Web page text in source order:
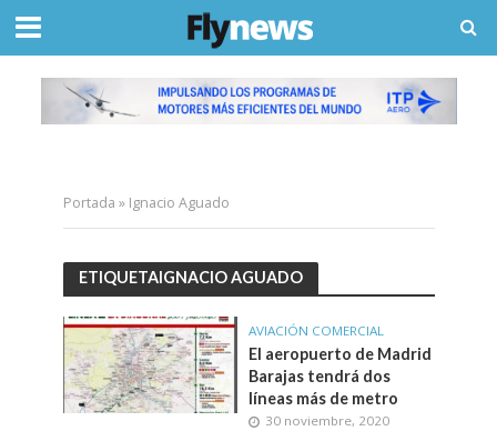
Portada » Ignacio Aguado
ETIQUETAIGNACIO AGUADO
AVIACIÓN COMERCIAL
El aeropuerto de Madrid
Barajas tendrá dos
líneas más de metro
30 noviembre, 2020